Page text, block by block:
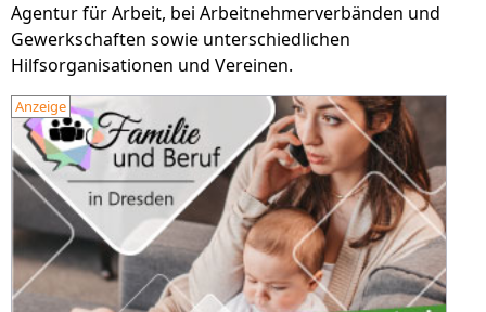
Agentur für Arbeit, bei Arbeitnehmerverbänden und
Gewerkschaften sowie unterschiedlichen
Hilfsorganisationen und Vereinen.
Anzeige